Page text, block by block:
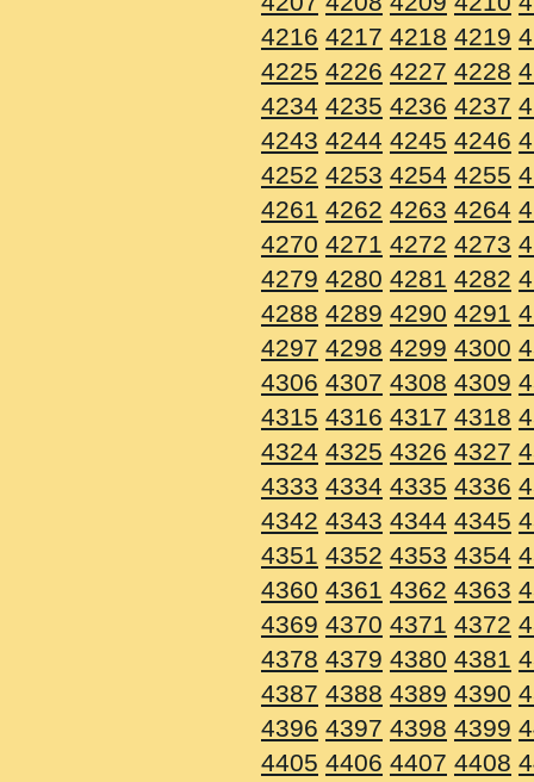
4216 4217 4218 4219
4225 4226 4227 4228
4234 4235 4236 4237
4243 4244 4245 4246
4252 4253 4254 4255
4261 4262 4263 4264
4270 4271 4272 4273
4279 4280 4281 4282
4288 4289 4290 4291
4297 4298 4299 4300
4306 4307 4308 4309
4315 4316 4317 4318
4324 4325 4326 4327
4333 4334 4335 4336
4342 4343 4344 4345
4351 4352 4353 4354
4360 4361 4362 4363
4369 4370 4371 4372
4378 4379 4380 4381
4387 4388 4389 4390
4396 4397 4398 4399
4405 4406 4407 4408